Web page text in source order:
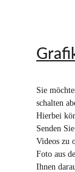
Sie
schalten
Hierbei
Senden
Videos zu
Foto aus
Ihnen